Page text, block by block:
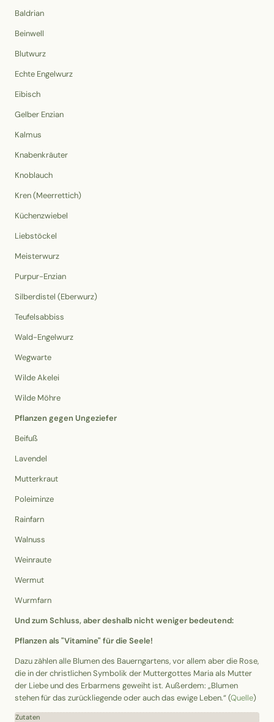
Baldrian
Beinwell
Blutwurz
Echte Engelwurz
Eibisch
Gelber Enzian
Kalmus
Knabenkräuter
Knoblauch
Kren (Meerrettich)
Küchenzwiebel
Liebstöckel
Meisterwurz
Purpur-Enzian
Silberdistel (Eberwurz)
Teufelsabbiss
Wald-Engelwurz
Wegwarte
Wilde Akelei
Wilde Möhre
Pflanzen gegen Ungeziefer
Beifuß
Lavendel
Mutterkraut
Poleiminze
Rainfarn
Walnuss
Weinraute
Wermut
Wurmfarn
Und zum Schluss, aber deshalb nicht weniger bedeutend:
Pflanzen als "Vitamine" für die Seele!
Dazu zählen alle Blumen des Bauerngartens, vor allem aber die Rose,
die in der christlichen Symbolik der Muttergottes Maria als Mutter
der Liebe und des Erbarmens geweiht ist. Außerdem: „Blumen
stehen für das zurückliegende oder auch das ewige Leben.“ (Quelle)
Zutaten